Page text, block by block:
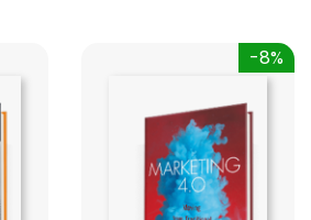
-8%